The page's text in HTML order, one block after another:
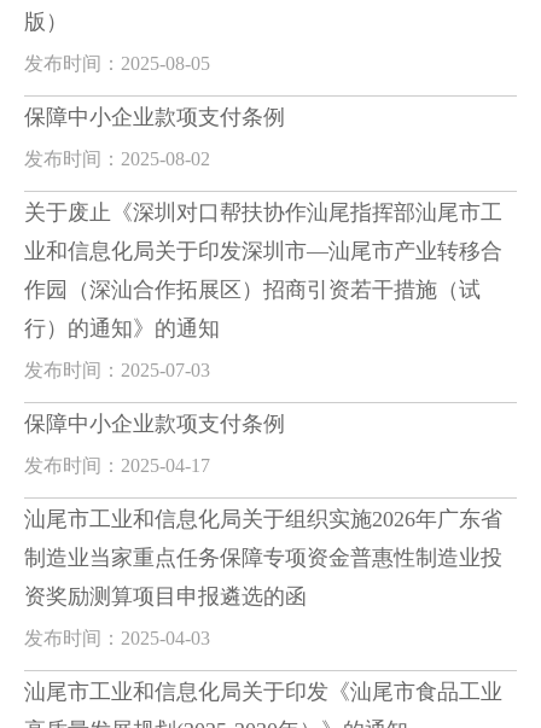
版）
发布时间：2025-08-05
保障中小企业款项支付条例
发布时间：2025-08-02
关于废止《深圳对口帮扶协作汕尾指挥部汕尾市工
业和信息化局关于印发深圳市—汕尾市产业转移合
作园（深汕合作拓展区）招商引资若干措施（试
行）的通知》的通知
发布时间：2025-07-03
保障中小企业款项支付条例
发布时间：2025-04-17
汕尾市工业和信息化局关于组织实施2026年广东省
制造业当家重点任务保障专项资金普惠性制造业投
资奖励测算项目申报遴选的函
发布时间：2025-04-03
汕尾市工业和信息化局关于印发《汕尾市食品工业